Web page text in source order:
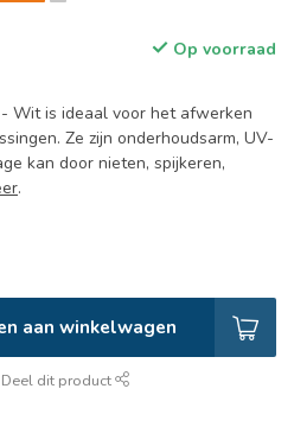
Op voorraad
Wit is ideaal voor het afwerken
Ze zijn onderhoudsarm, UV-
kan door nieten, spijkeren,
.
aan winkelwagen
Deel dit product